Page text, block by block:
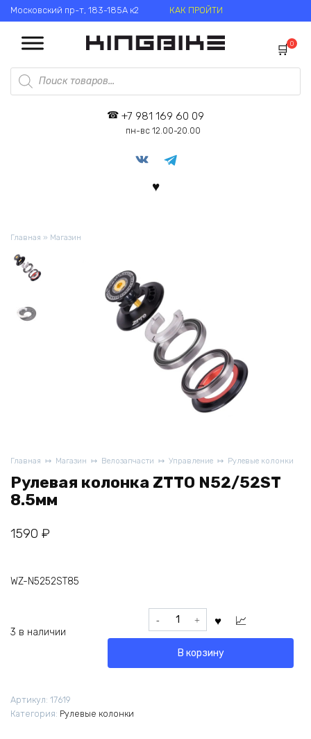
Перейти
к
содержанию
Московский пр-т, 183-185А к2 КАК ПРОЙТИ
Поиск
товаров
0
+7 981 169 60 09
пн-вс 12.00-20.00
Главная » Магазин
Главная Магазин Велозапчасти Управление Рулевые колонки
Рулевая колонка ZTTO N52/52ST
8.5мм
1590 ₽
WZ-N5252ST85
3 в наличии
Количество
товара
колонкаВ корзину
Артикул: 17619
Категория: Рулевые колонки